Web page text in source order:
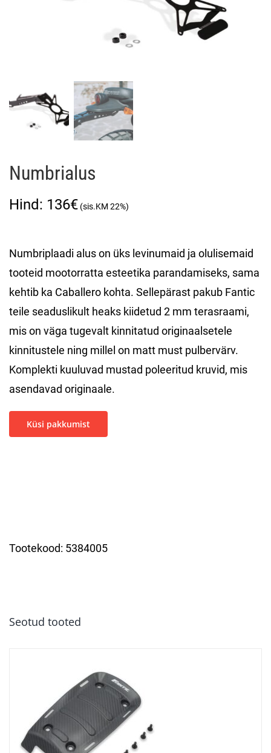
Numbrialus
136€
Numbriplaadi alus on üks levinumaid ja olulisemaid
tooteid mootorratta esteetika parandamiseks, sama
kehtib ka Caballero kohta. Sellepärast pakub Fantic
teile seaduslikult heaks kiidetud 2 mm terasraami,
mis on väga tugevalt kinnitatud originaalsetele
kinnitustele ning millel on matt must pulbervärv.
Komplekti kuuluvad mustad poleeritud kruvid, mis
asendavad originaale.
Küsi pakkumist
Tootekood: 5384005
Seotud tooted